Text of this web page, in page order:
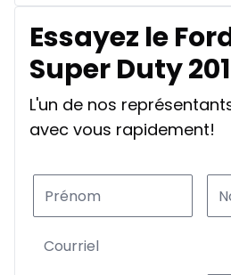
Essayez le
Super Duty
L'un de nos
avec vous rapidement!